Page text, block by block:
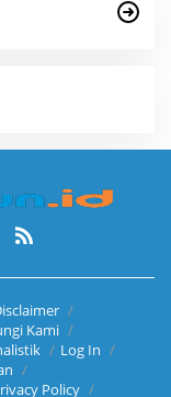
Kami
Log In
Policy